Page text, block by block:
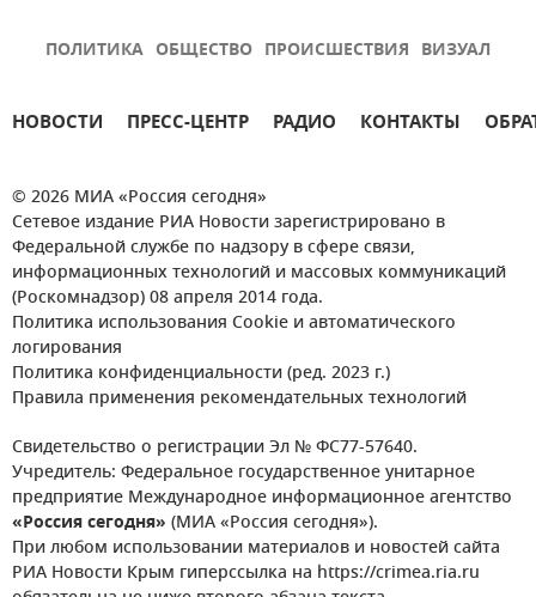
ПОЛИТИКА ОБЩЕСТВО ПРОИСШЕСТВИЯ ВИЗУАЛ
НОВОСТИ ПРЕСС-ЦЕНТР РАДИО КОНТАКТЫ
© 2026 МИА «Россия сегодня»
Сетевое издание РИА Новости зарегистрировано в
Федеральной службе по надзору в сфере связи,
информационных технологий и массовых коммуникаций
(Роскомнадзор) 08 апреля 2014 года.
Политика использования Cookie и автоматического
логирования
Политика конфиденциальности (ред. 2023 г.)
Правила применения рекомендательных технологий
Свидетельство о регистрации Эл № ФС77-57640.
Учредитель: Федеральное государственное унитарное
предприятие Международное информационное агентство
«Россия сегодня» (МИА «Россия сегодня»).
При любом использовании материалов и новостей сайта
РИА Новости Крым гиперссылка на https://crimea.ria.ru